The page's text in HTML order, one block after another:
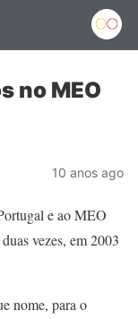
no MEO
10 anos ago
e ao MEO
vezes, em 2003
nome, para o